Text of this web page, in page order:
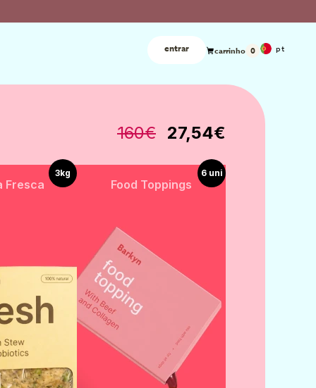
entrar carrinho 0 pt
160€ 27,54€
3kg
Fresca
6 uni
Food Toppings